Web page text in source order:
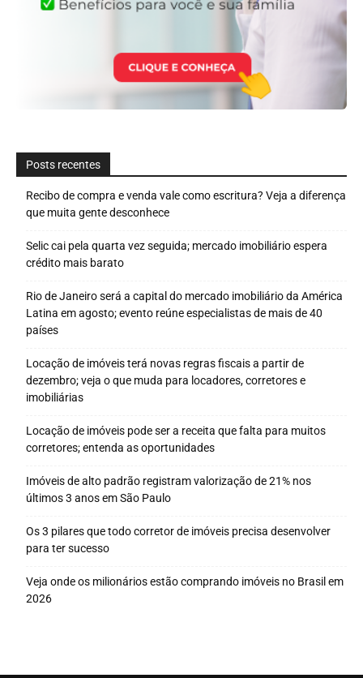
Posts recentes
Recibo de compra e venda vale como escritura? Veja a diferença
que muita gente desconhece
Selic cai pela quarta vez seguida; mercado imobiliário espera
crédito mais barato
Rio de Janeiro será a capital do mercado imobiliário da América
Latina em agosto; evento reúne especialistas de mais de 40
países
Locação de imóveis terá novas regras fiscais a partir de
dezembro; veja o que muda para locadores, corretores e
imobiliárias
Locação de imóveis pode ser a receita que falta para muitos
corretores; entenda as oportunidades
Imóveis de alto padrão registram valorização de 21% nos
últimos 3 anos em São Paulo
Os 3 pilares que todo corretor de imóveis precisa desenvolver
para ter sucesso
Veja onde os milionários estão comprando imóveis no Brasil em
2026